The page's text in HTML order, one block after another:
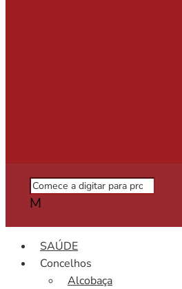
M
SAÚDE
Concelhos
Alcobaça